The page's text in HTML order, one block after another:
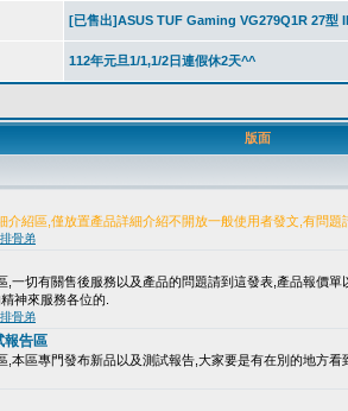
版面
介紹區,僅放置產品詳細介紹不開放一般使用者發文,有問題
排骨弟
,一切有關售後服務以及產品的問題請到這發表,產品報價
神來服務各位的.
排骨弟
報告區
,本區專門發布新品以及測試報告,大家要是有在別的地方看